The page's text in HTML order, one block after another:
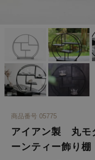
商品番号 05775
アイアン製 丸モ
ーンティー飾り棚